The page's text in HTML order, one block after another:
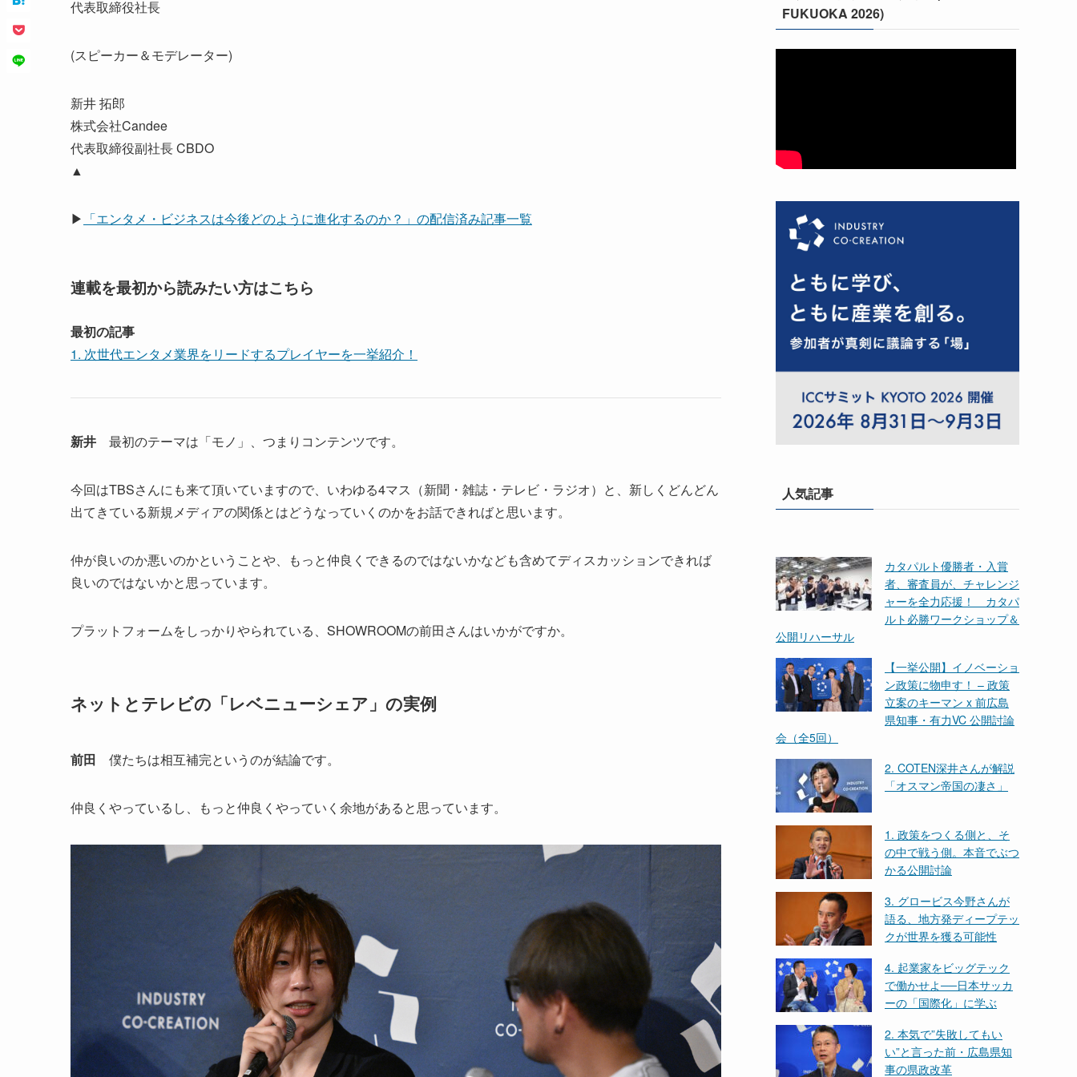
代表取締役社長
(スピーカー＆モデレーター)
新井 拓郎
株式会社Candee
代表取締役副社長 CBDO
▲
▶ 「エンタメ・ビジネスは今後どのように進化するのか？」の配信済み記事一覧
連載を最初から読みたい方はこちら
最初の記事
1. 次世代エンタメ業界をリードするプレイヤーを一挙紹介！
新井 最初のテーマは「モノ」、つまりコンテンツです。
今回はTBSさんにも来て頂いていますので、いわゆる4マス（新聞・雑誌・テレビ・ラジオ）と、新しくどんどん
出てきている新規メディアの関係とはどうなっていくのかをお話できればと思います。
仲が良いのか悪いのかということや、もっと仲良くできるのではないかなども含めてディスカッションできれば
良いのではないかと思っています。
プラットフォームをしっかりやられている、SHOWROOMの前田さんはいかがですか。
ネットとテレビの「レベニューシェア」の実例
前田 僕たちは相互補完というのが結論です。
仲良くやっているし、もっと仲良くやっていく余地があると思っています。
FUKUOKA 2026)
人気記事
カタパルト優勝者・入賞
者、審査員が、チャレンジ
ャーを全力応援！ カタパ
ルト必勝ワークショップ＆
公開リハーサル
【一挙公開】イノベーショ
ン政策に物申す！ – 政策
立案のキーマン x 前広島
県知事・有力VC 公開討論
会（全5回）
2. COTEN深井さんが解説
「オスマン帝国の凄さ」
1. 政策をつくる側と、そ
の中で戦う側。本音でぶつ
かる公開討論
3. グロービス今野さんが
語る、地方発ディープテッ
クが世界を獲る可能性
4. 起業家をビッグテック
で働かせよ──日本サッカ
ーの「国際化」に学ぶ
2. 本気で”失敗してもい
い”と言った前・広島県知
事の県政改革